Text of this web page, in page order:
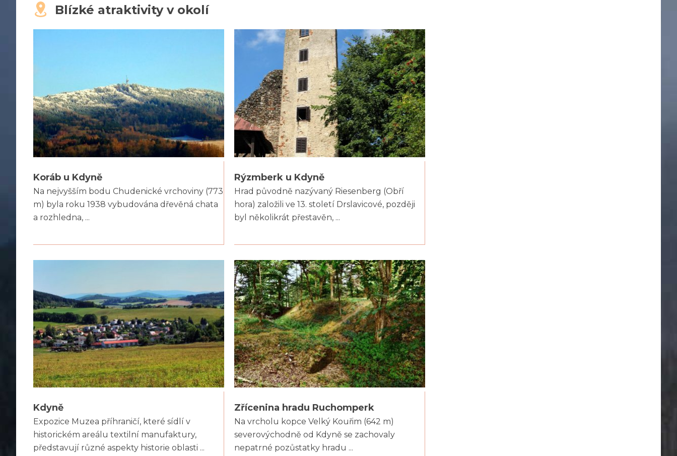
Blízké atraktivity v okolí
Koráb u Kdyně
Na nejvyšším bodu Chudenické vrchoviny (773
m) byla roku 1938 vybudována dřevěná chata
a rozhledna, ...
Rýzmberk u Kdyně
Hrad původně nazývaný Riesenberg (Obří
hora) založili ve 13. století Drslavicové, později
byl několikrát přestavěn, ...
Kdyně
Expozice Muzea příhraničí, které sídlí v
historickém areálu textilní manufaktury,
představují různé aspekty historie oblasti ...
Zřícenina hradu Ruchomperk
Na vrcholu kopce Velký Kouřim (642 m)
severovýchodně od Kdyně se zachovaly
nepatrné pozůstatky hradu ...